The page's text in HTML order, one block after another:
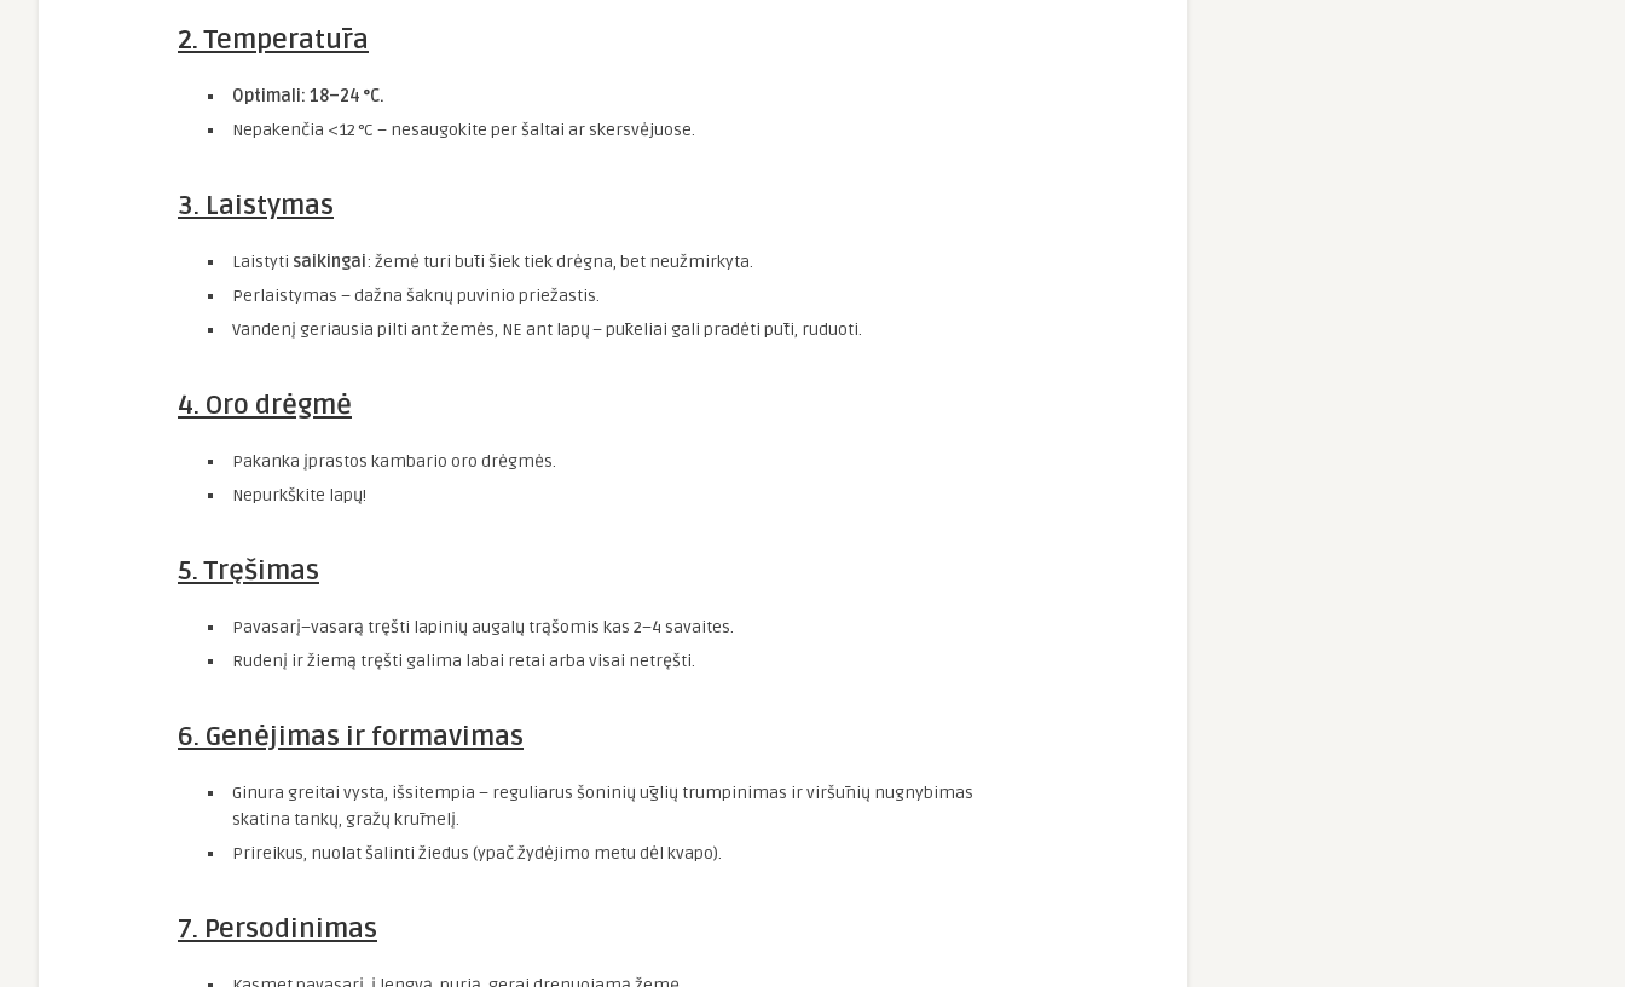
2. Temperatūra
Optimali: 18–24 °C.
Nepakenčia <12 °C – nesaugokite per šaltai ar skersvėjuose.
3. Laistymas
Laistyti saikingai: žemė turi būti šiek tiek drėgna, bet neužmirkyta.
Perlaistymas – dažna šaknų puvinio priežastis.
Vandenį geriausia pilti ant žemės, NE ant lapų – pūkeliai gali pradėti pūti, ruduoti.
4. Oro drėgmė
Pakanka įprastos kambario oro drėgmės.
Nepurkškite lapų!
5. Tręšimas
Pavasarį–vasarą tręšti lapinių augalų trąšomis kas 2–4 savaites.
Rudenį ir žiemą tręšti galima labai retai arba visai netręšti.
6. Genėjimas ir formavimas
Ginura greitai vysta, išsitempia – reguliarus šoninių ūglių trumpinimas ir viršūnių nugnybimas
skatina tankų, gražų krūmelį.
Prireikus, nuolat šalinti žiedus (ypač žydėjimo metu dėl kvapo).
7. Persodinimas